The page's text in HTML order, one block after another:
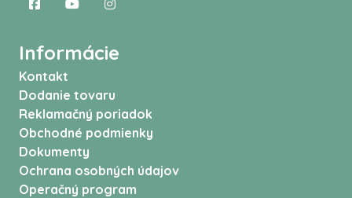
Informácie
Kontakt
Dodanie tovaru
Reklamačný poriadok
Obchodné podmienky
Dokumenty
Ochrana osobných údajov
Operačný program